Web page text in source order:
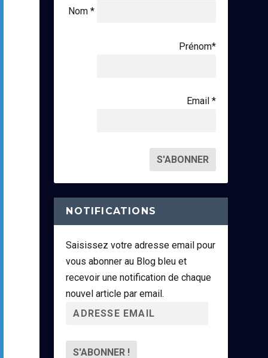
Nom *
Prénom*
Email *
NOTIFICATIONS
Saisissez votre adresse email pour
vous abonner au Blog bleu et
recevoir une notification de chaque
nouvel article par email.
r